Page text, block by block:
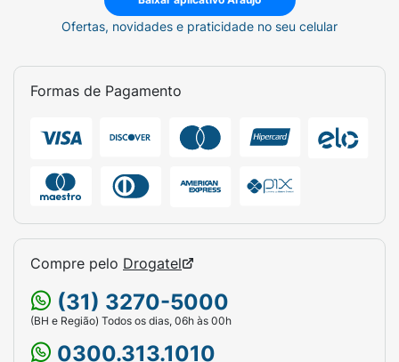
Ofertas, novidades e praticidade no seu celular
Formas de Pagamento
Compre pelo Drogatel
(31) 3270-5000
(BH e Região) Todos os dias, 06h às 00h
0300.313.1010